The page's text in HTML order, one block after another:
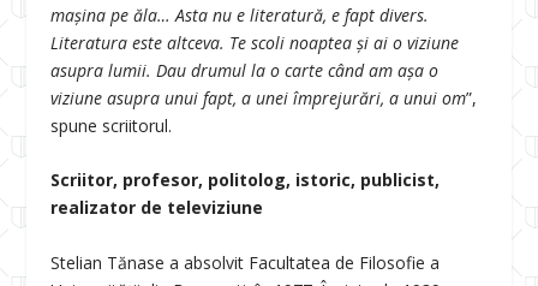
mașina pe ăla… Asta nu e literatură, e fapt divers.
Literatura este altceva. Te scoli noaptea și ai o viziune
asupra lumii. Dau drumul la o carte când am așa o
viziune asupra unui fapt, a unei împrejurări, a unui om”,
spune scriitorul.
Scriitor, profesor, politolog, istoric, publicist,
realizator de televiziune
Stelian Tănase a absolvit Facultatea de Filosofie a